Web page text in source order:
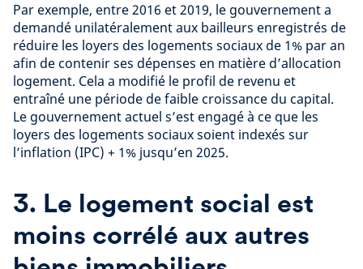
Par exemple, entre 2016 et 2019, le gouvernement a
demandé unilatéralement aux bailleurs enregistrés de
réduire les loyers des logements sociaux de 1% par an
afin de contenir ses dépenses en matière d’allocation
logement. Cela a modifié le profil de revenu et
entraîné une période de faible croissance du capital.
Le gouvernement actuel s’est engagé à ce que les
loyers des logements sociaux soient indexés sur
l’inflation (IPC) + 1% jusqu’en 2025.
3. Le logement social est
moins corrélé aux autres